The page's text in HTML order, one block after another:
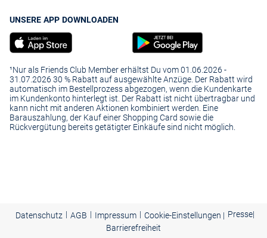
UNSERE APP DOWNLOADEN
¹Nur als Friends Club Member erhältst Du vom 01.06.2026 -
31.07.2026 30 % Rabatt auf ausgewählte Anzüge. Der Rabatt wird
automatisch im Bestellprozess abgezogen, wenn die Kundenkarte
im Kundenkonto hinterlegt ist. Der Rabatt ist nicht übertragbar und
kann nicht mit anderen Aktionen kombiniert werden. Eine
Barauszahlung, der Kauf einer Shopping Card sowie die
Rückvergütung bereits getätigter Einkäufe sind nicht möglich.
Datenschutz | AGB | Impressum | Cookie-Einstellungen | Presse|
Barrierefreiheit